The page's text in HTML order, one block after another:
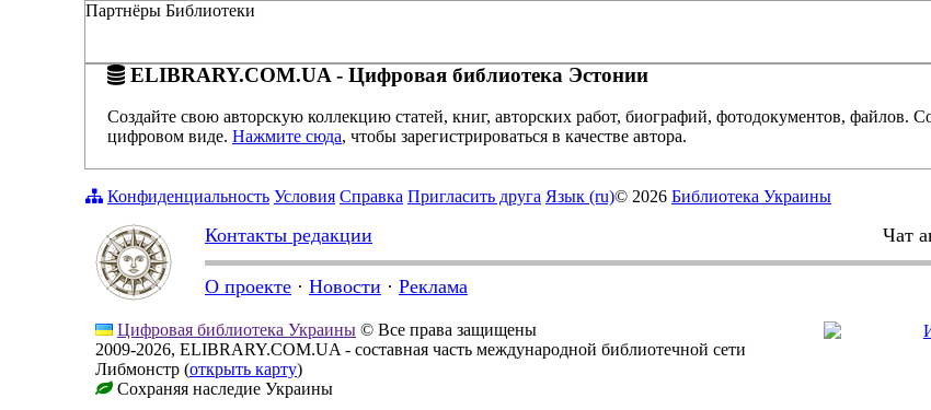
Партнёры Библиотеки
ELIBRARY.COM.UA - Цифровая библиотека Эстонии
Создайте свою авторскую коллекцию статей, книг, авторских работ, биографий, фотодокументов, файлов.
цифровом виде. Нажмите сюда, чтобы зарегистрироваться в качестве автора.
Конфиденциальность Условия Справка Пригласить друга Язык (ru)© 2026 Библиотека Украины
Контакты редакции Чат
О проекте · Новости · Реклама
Цифровая библиотека Украины © Все права защищены
2009-2026, ELIBRARY.COM.UA - составная часть международной библиотечной сети
Либмонстр (открыть карту)
Сохраняя наследие Украины